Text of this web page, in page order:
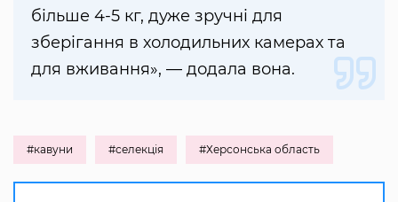
більше 4-5 кг, дуже зручні для
зберігання в холодильних камерах та
для вживання», — додала вона.
#кавуни #селекція #Херсонська область